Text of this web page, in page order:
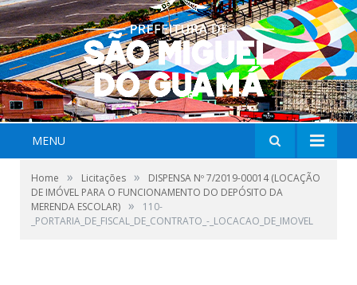
MENU
Home » Licitações »
DISPENSA Nº 7/2019-00014 (LOCAÇÃO
DE IMÓVEL PARA O FUNCIONAMENTO DO DEPÓSITO DA
MERENDA ESCOLAR) »
110-
_PORTARIA_DE_FISCAL_DE_CONTRATO_-_LOCACAO_DE_IMOVEL